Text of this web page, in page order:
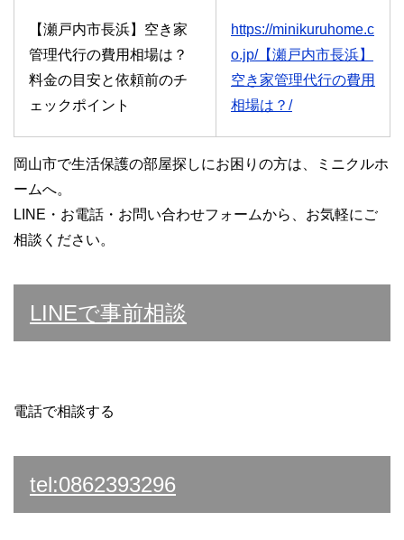
【瀬戸内市長浜】空き家
管理代行の費用相場は？
料金の目安と依頼前のチ
ェックポイント
https://minikuruhome.c
o.jp/【瀬戸内市長浜】
空き家管理代行の費用
相場は？/
岡山市で生活保護の部屋探しにお困りの方は、ミニクルホ
ームへ。
LINE・お電話・お問い合わせフォームから、お気軽にご
相談ください。
LINEで事前相談
電話で相談する
tel:0862393296